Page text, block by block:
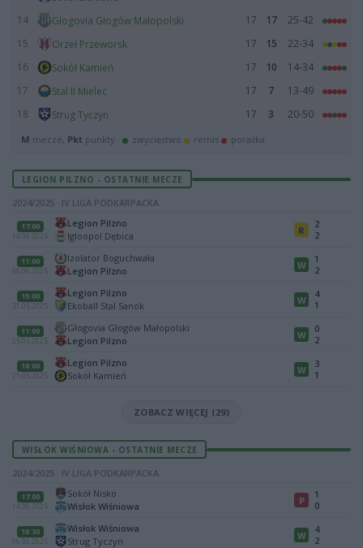
14
Głogovia Głogów Małopolski 17 17
25-42
15
Orzeł Przeworsk 17 15
22-34
16
Sokół Kamień 17 10
14-34
17
Stal II Mielec 17 7
13-49
18
Strug Tyczyn 17 3 20-50
M mecze, Pkt punkty · zwycięstwo remis porażka
LEGION PILZNO - OSTATNIE MECZE
2024/2025 · IV LIGA PODKARPACKA
17:00
14.06.2025
Legion Pilzno
Igloopol Dębica
R
2
2
11:00
08.06.2025
Izolator Boguchwała
Legion Pilzno
W
1
2
15:00
31.05.2025
Legion Pilzno
Ekoball Stal Sanok
W
4
1
11:00
25.05.2025
Głogovia Głogów Małopolski
Legion Pilzno
W
0
2
18:00
21.05.2025
Legion Pilzno
Sokół Kamień
W
3
1
ZOBACZ WIĘCEJ (29)
WISŁOK WIŚNIOWA - OSTATNIE MECZE
2024/2025 · IV LIGA PODKARPACKA
17:00
14.06.2025
Sokół Nisko
Wisłok Wiśniowa
P
1
0
18:30
06.06.2025
Wisłok Wiśniowa
Strug Tyczyn
W
4
2